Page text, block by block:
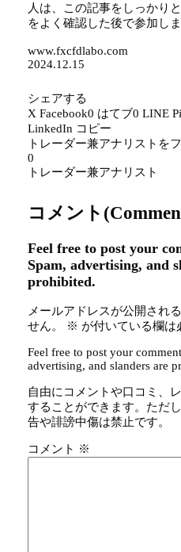
人は、この記事をしっかり
をよく確認した後で参加しま
www.fxcfdlabo.com
2024.12.15
シェアする
X Facebook0 はてブ0 LINE
LinkedIn コピー
トレーダー兼アナリストを
0
トレーダー兼アナリスト
コメント
Feel free to post your
Spam, advertising, and
prohibited.
メールアドレスが公開され
せん。
※ が付いている欄は
Feel free to post your
advertising, and slanders are
自由にコメントや口コミ、
することができます。ただ
告や誹謗中傷は禁止です。
コメント ※